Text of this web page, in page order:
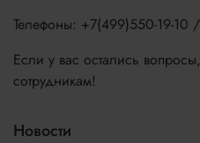
Телефоны: +7(499)550-19-10
Если у вас остались
сотрудникам!
Новости